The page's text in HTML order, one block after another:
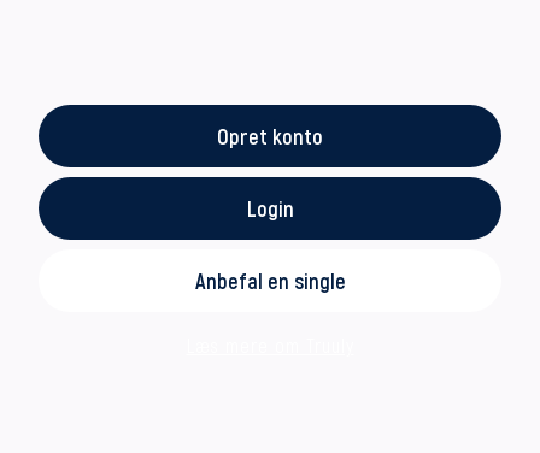
Opret konto
Login
Anbefal en single